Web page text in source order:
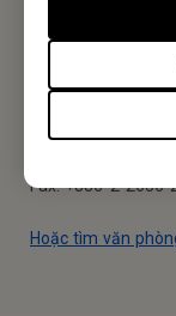
Tel: +886-2-2727-
Fax: +886-2-2656-
Hoặc tìm văn